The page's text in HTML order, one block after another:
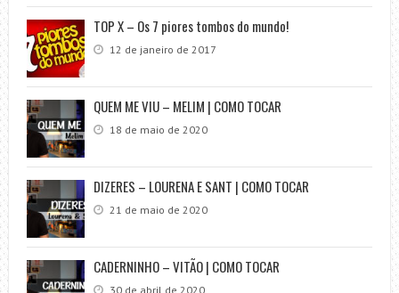
TOP X – Os 7 piores tombos do mundo!
12 de janeiro de 2017
QUEM ME VIU – MELIM | COMO TOCAR
18 de maio de 2020
DIZERES – LOURENA E SANT | COMO TOCAR
21 de maio de 2020
CADERNINHO – VITÃO | COMO TOCAR
30 de abril de 2020